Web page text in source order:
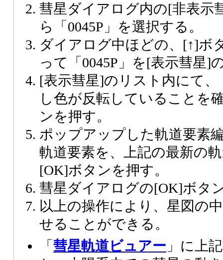
彗星ダイアログ内の[非表示
ら「0045P」を選択する。
ダイアログ中ほどの、[↑]ボ
って「0045P」を[表示彗星]
[表示彗星]のリスト内にて、
し色が反転していることを
ンを押す。
ポップアップした軌道要素
軌道要素を、上記の最新の
[OK]ボタンを押す。
彗星ダイアログの[OK]ボタ
以上の操作により、星図の
せることができる。
「 彗星軌道ビュアー 」に上